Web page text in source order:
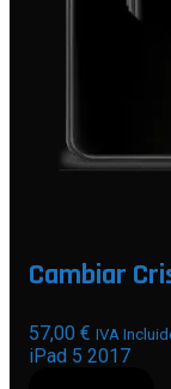
Cambiar
57,00 € IVA
iPad 5 2017